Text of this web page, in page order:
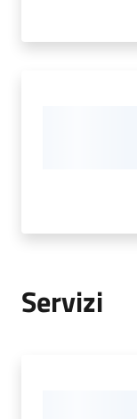
Servizi